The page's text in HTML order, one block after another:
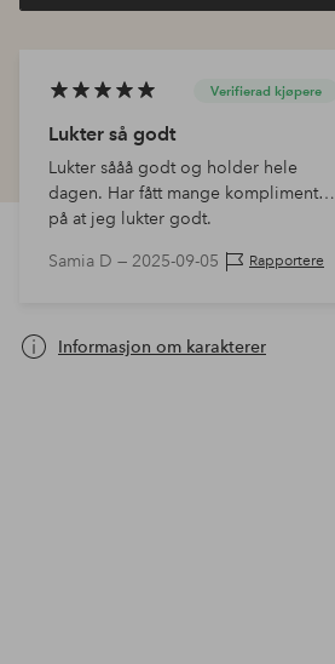
Verifierad kjøpere
Lukter så godt
Lukter sååå godt og holder hele
dagen. Har fått mange komplimenter
på at jeg lukter godt.
Samia D — 2025-09-05 Rapportere
Informasjon om karakterer